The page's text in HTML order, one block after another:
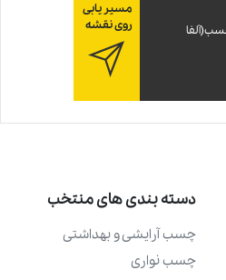
چسب(آلفا
مسیر یابی
روی نقشه
دسته بندی های منتخب
چسب آرايشی و بهداشتی
چسب نواری